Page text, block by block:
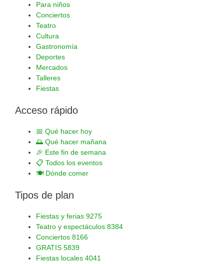
Para niños
Conciertos
Teatro
Cultura
Gastronomía
Deportes
Mercados
Talleres
Fiestas
Acceso rápido
📅 Qué hacer hoy
🌅 Qué hacer mañana
🎉 Este fin de semana
📋 Todos los eventos
🍽️ Dónde comer
Tipos de plan
Fiestas y ferias 9275
Teatro y espectáculos 8384
Conciertos 8166
GRATIS 5839
Fiestas locales 4041